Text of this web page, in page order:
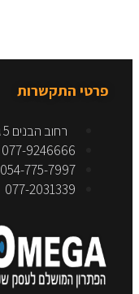
פרטי התקשרות
רחוב הבנים 5 גני עם
077-9246666
054-775-7997
077-2031339